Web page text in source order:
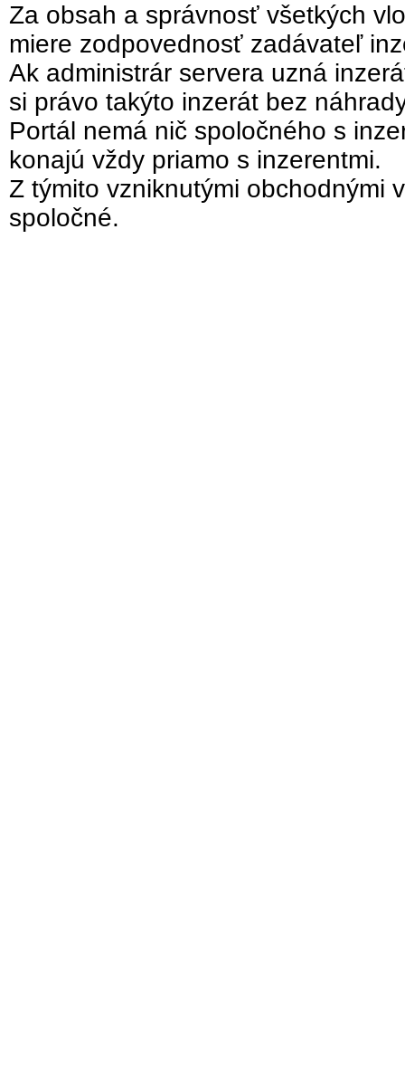
Za obsah a správnosť všetkých
miere zodpovednosť zadávateľ
Ak administrár servera uzná
si právo takýto inzerát bez
Portál nemá nič spoločného s
konajú vždy priamo s inzerentmi.
Z týmito vzniknutými obchodnými
spoločné.